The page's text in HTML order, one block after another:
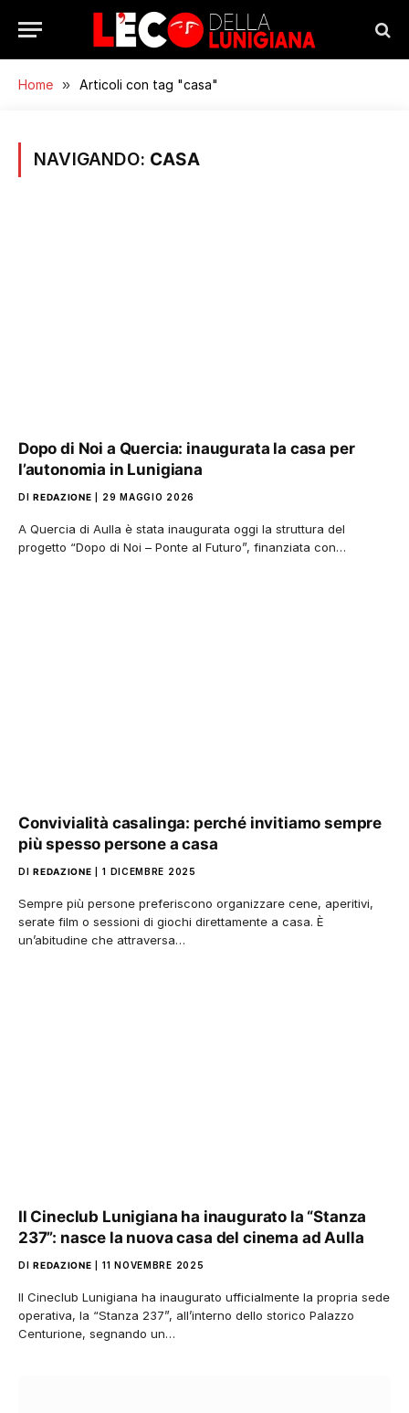
Home » Articoli con tag "casa"
NAVIGANDO: CASA
Dopo di Noi a Quercia: inaugurata la casa per
l’autonomia in Lunigiana
DI REDAZIONE 29 MAGGIO 2026
A Quercia di Aulla è stata inaugurata oggi la struttura del
progetto “Dopo di Noi – Ponte al Futuro”, finanziata con…
Convivialità casalinga: perché invitiamo sempre
più spesso persone a casa
DI REDAZIONE 1 DICEMBRE 2025
Sempre più persone preferiscono organizzare cene, aperitivi,
serate film o sessioni di giochi direttamente a casa. È
un’abitudine che attraversa…
Il Cineclub Lunigiana ha inaugurato la “Stanza
237”: nasce la nuova casa del cinema ad Aulla
DI REDAZIONE 11 NOVEMBRE 2025
Il Cineclub Lunigiana ha inaugurato ufficialmente la propria sede
operativa, la “Stanza 237”, all’interno dello storico Palazzo
Centurione, segnando un…